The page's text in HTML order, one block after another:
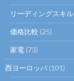
リーディングスキル
価格比較 (25)
家電 (73)
西ヨーロッパ (101)